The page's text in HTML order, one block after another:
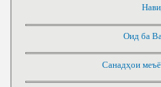
Оид ба
Санадҳои